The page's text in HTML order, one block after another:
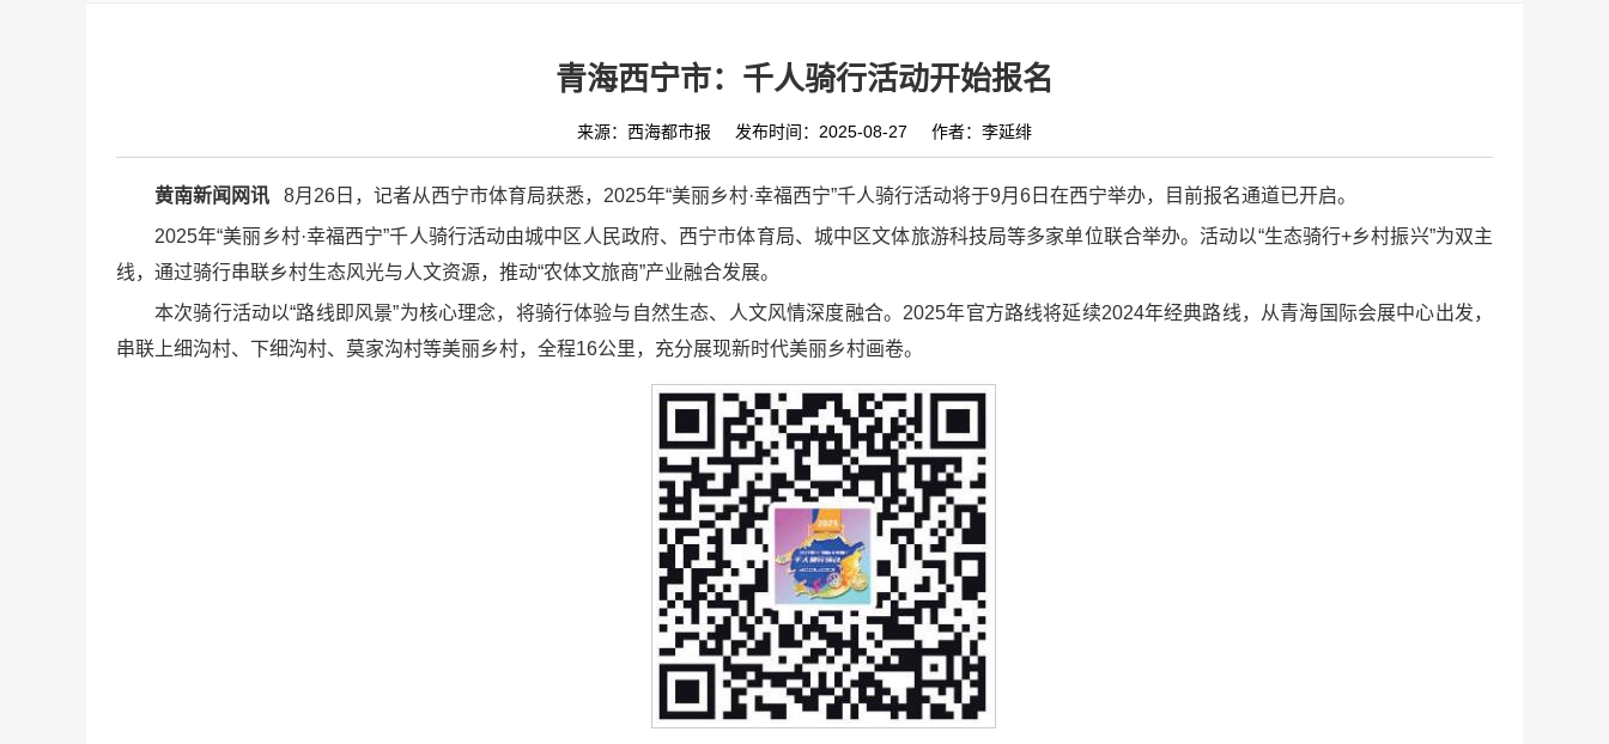
青海西宁市：千人骑行活动开始报名
来源：西海都市报 发布时间：2025-08-27 作者：李延绯
黄南新闻网讯
8月26日，记者从西宁市体育局获悉，2025年“美丽乡村·幸福西宁”千人骑行活动将于9月6日在西宁举办，目前报名通道已开启。
2025年“美丽乡村·幸福西宁”千人骑行活动由城中区人民政府、西宁市体育局、城中区文体旅游科技局等多家单位联合举办。活动以“生态骑行+乡村振兴”为双主
线，通过骑行串联乡村生态风光与人文资源，推动“农体文旅商”产业融合发展。
本次骑行活动以“路线即风景”为核心理念，将骑行体验与自然生态、人文风情深度融合。2025年官方路线将延续2024年经典路线，从青海国际会展中心出发，
串联上细沟村、下细沟村、莫家沟村等美丽乡村，全程16公里，充分展现新时代美丽乡村画卷。